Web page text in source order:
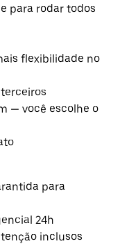
para rodar todos
flexibilidade no
— você escolhe o
para
24h
inclusos